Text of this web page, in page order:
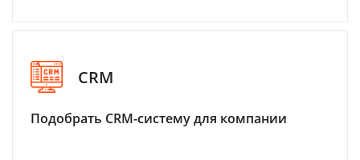
CRM
Подобрать CRM-систему для компании